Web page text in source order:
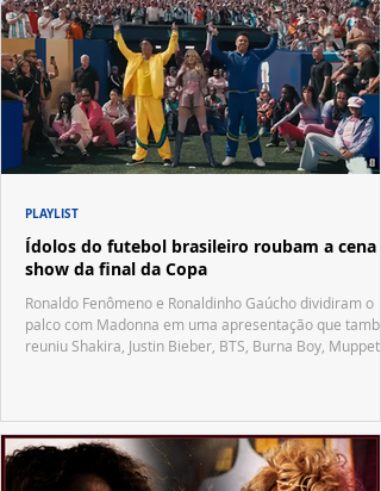
Ídolos do futebol brasileiro roubam a cena
show da final da Copa
Ronaldo Fenômeno e Ronaldinho Gaúcho dividiram o
palco com Madonna em uma apresentação que
reuniu Shakira, Justin Bieber, BTS, Burna Boy, Muppets,
PLAYLIST